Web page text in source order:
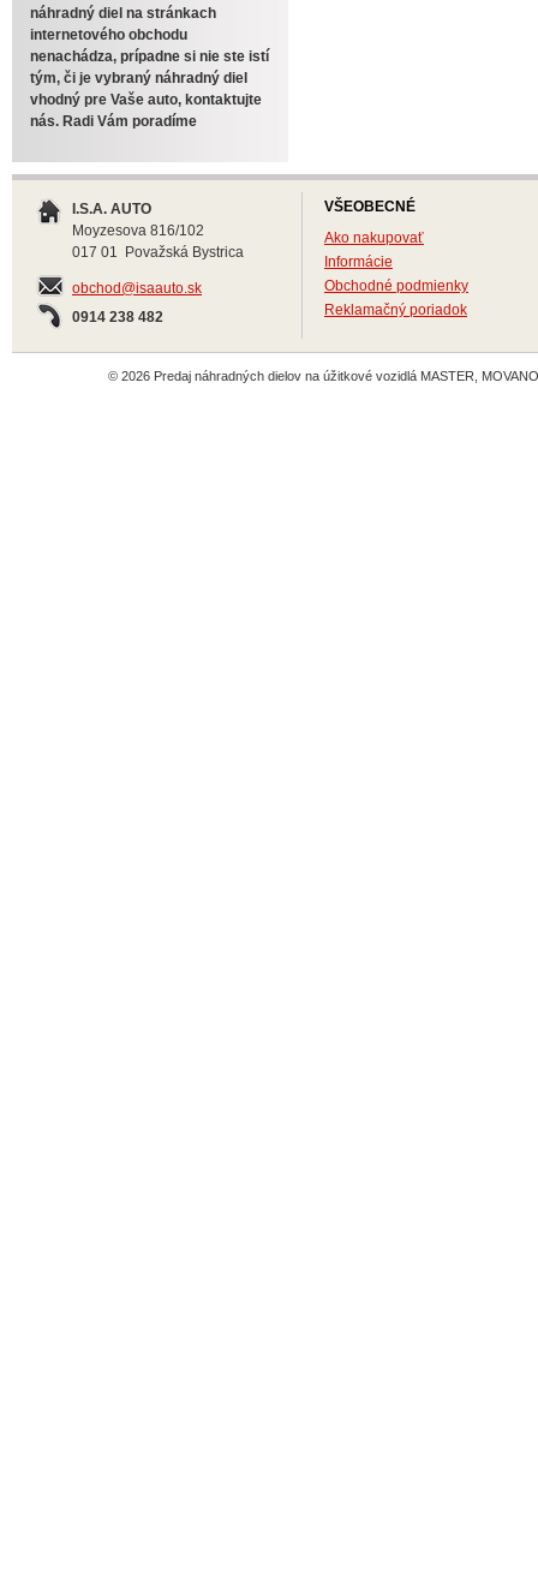
náhradný diel na stránkach
internetového obchodu
nenachádza, prípadne si nie ste istí
tým, či je vybraný náhradný diel
vhodný pre Vaše auto, kontaktujte
nás. Radi Vám poradíme
I.S.A. AUTO
Moyzesova 816/102
017 01 Považská Bystrica
obchod@isaauto.sk
0914 238 482
VŠEOBECNÉ
Ako nakupovať
Informácie
Obchodné podmienky
Reklamačný poriadok
© 2026 Predaj náhradných dielov na úžitkové vozidlá MASTER,